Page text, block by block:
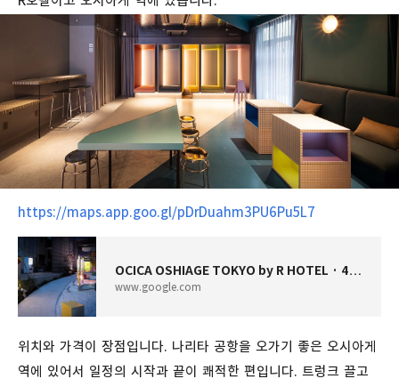
https://maps.app.goo.gl/pDrDuahm3PU6Pu5L7
OCICA OSHIAGE TOKYO by R HOTEL · 4 Chome-6-9 Narihira, Sumida City, Tokyo 130-0002 일본
www.google.com
위치와 가격이 장점입니다. 나리타 공항을 오가기 좋은 오시아게
역에 있어서 일정의 시작과 끝이 쾌적한 편입니다. 트렁크 끌고